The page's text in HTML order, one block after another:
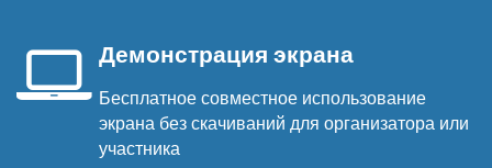
ноутбука
Демонстрация экрана
Бесплатное совместное использование
экрана без скачиваний для организатора или
участника